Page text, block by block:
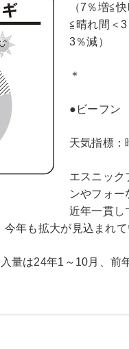
（7％増≦
≦晴れ間＜
3％減）
＊
●ビーフン
天気指標：
エスニック
ンやフォー
近年一貫し
年も拡大が見込まれて
量は24年1～10月、前